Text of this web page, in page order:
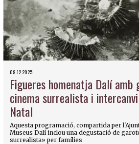
09.12.2025
Figueres homenatja Dalí amb
cinema surrealista i
Natal
Aquesta programació, compartida per
Museus Dalí inclou una degustació de
surrealista» per famílies